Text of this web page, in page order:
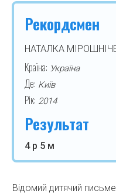
Рекордсмен
НАТАЛКА
Країна: Україна
Де: Київ
Рік: 2014
Результат
4 р 5 м
Відомий дитячий